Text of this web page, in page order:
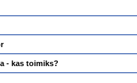
- kas toimiks?